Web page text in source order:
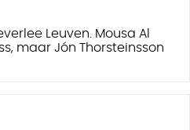
Leuven. Mousa Al
maar Jón Thorsteinsson